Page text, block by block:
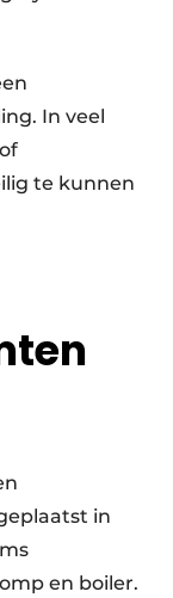
In veel
te kunnen
in
en boiler.